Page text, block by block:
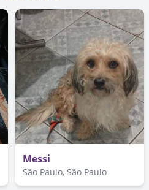
Messi
São Paulo, São Paulo